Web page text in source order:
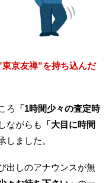
京友禅”を持ち込んだ
ろ
「1時間少々の査定時
ながらも
「大目に時間
しました。
出しのアナウンスが無